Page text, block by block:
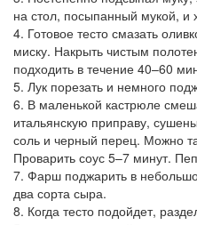
на стол, посыпанный мукой, и
4. Готовое тесто смазать
миску. Накрыть чистым
подходить в течение 40–60
5. Лук порезать и немного
6. В маленькой кастрюле
итальянскую приправу,
соль и черный перец. Можно
Проварить соус 5–7 минут.
7. Фарш поджарить в
два сорта сыра.
8. Когда тесто подойдет,